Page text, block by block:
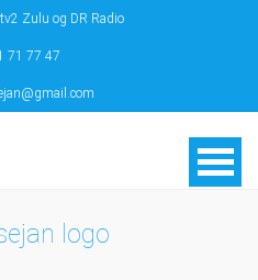
Zulu og DR Radio
71 77 47
logo